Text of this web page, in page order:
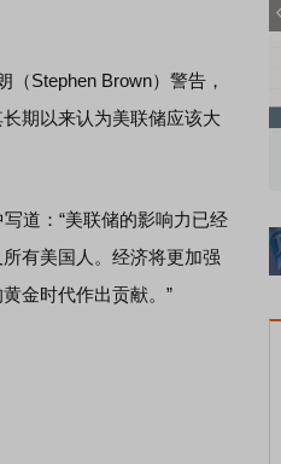
Stephen Brown）警告，
期以来认为美联储应该大
道：“美联储的影响力已经
有美国人。经济将更加强
金时代作出贡献。”
：从基础认知到特色品种